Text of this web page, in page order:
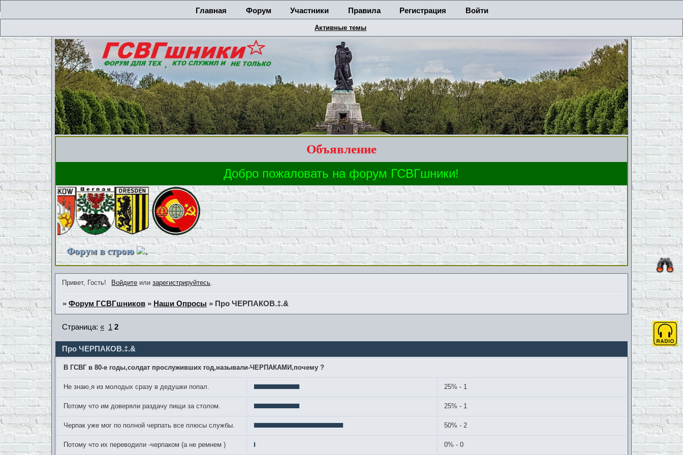
Главная Форум Участники Правила Регистрация Войти
Активные темы
Объявление
Форум в строю .
Привет, Гость! Войдите илизарегистрируйтесь.
»Форум ГСВГшников » Наши Опросы » Про ЧЕРПАКОВ.‡.&
Про ЧЕРПАКОВ.‡.&
Страница:« 1 2
В ГСВГ в 80-е годы,cолдат прослуживших год,называли-ЧЕРПАКАМИ,почему ?
Не знаю,я из молодых сразу в дедушки попал. 25% - 1
Потому что им доверяли раздачу пищи за столом. 25% - 1
Черпак уже мог по полной черпать все плюсы службы. 50% - 2
Потому что их переводили -черпаком (а не ремнем ) 0% - 0